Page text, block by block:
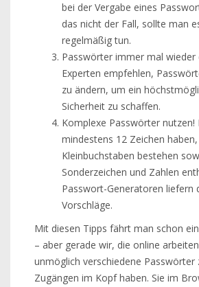
bei der Vergabe eines
das nicht der Fall, sollte man
regelmäßig tun.
Passwörter immer mal wieder
Experten empfehlen,
zu ändern, um ein
Sicherheit zu schaffen.
Komplexe Passwörter nutzen!
mindestens 12 Zeichen
Kleinbuchstaben bestehen
Sonderzeichen und Zahlen
Passwort-Generatoren liefern
Vorschläge.
Mit diesen Tipps fährt man schon
– aber gerade wir, die online
unmöglich verschiedene Passwörter
Zugängen im Kopf haben. Sie im